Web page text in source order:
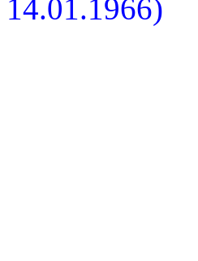
14.01.1966)